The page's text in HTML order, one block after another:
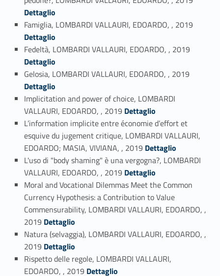
Dettaglio
Famiglia, LOMBARDI VALLAURI, EDOARDO, , 2019
Dettaglio
Fedeltà, LOMBARDI VALLAURI, EDOARDO, , 2019
Dettaglio
Gelosia, LOMBARDI VALLAURI, EDOARDO, , 2019
Dettaglio
Implicitation and power of choice, LOMBARDI
VALLAURI, EDOARDO, , 2019 Link identifier #identifier_person_48803-53
Dettaglio
L’information implicite entre économie d’effort et
esquive du jugement critique, LOMBARDI VALLAURI,
EDOARDO; MASIA, VIVIANA, , 2019 Link identifier #identifier_person_51088-54
Dettaglio
L'uso di "body shaming" è una vergogna?, LOMBARDI
VALLAURI, EDOARDO, , 2019 Link identifier #identifier_person_80943-55
Dettaglio
Moral and Vocational Dilemmas Meet the Common
Currency Hypothesis: a Contribution to Value
Commensurability, LOMBARDI VALLAURI, EDOARDO, ,
2019 Link identifier #identifier_person_72688-56
Dettaglio
Natura (selvaggia), LOMBARDI VALLAURI, EDOARDO, ,
2019 Link identifier #identifier_person_110636-57
Dettaglio
Rispetto delle regole, LOMBARDI VALLAURI,
EDOARDO, , 2019 Link identifier #identifier_person_158070-58
Dettaglio